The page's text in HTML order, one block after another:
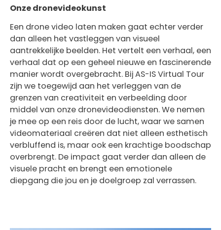
Onze dronevideokunst
Een drone video laten maken gaat echter verder
dan alleen het vastleggen van visueel
aantrekkelijke beelden. Het vertelt een verhaal, een
verhaal dat op een geheel nieuwe en fascinerende
manier wordt overgebracht. Bij AS-IS Virtual Tour
zijn we toegewijd aan het verleggen van de
grenzen van creativiteit en verbeelding door
middel van onze dronevideodiensten. We nemen
je mee op een reis door de lucht, waar we samen
videomateriaal creëren dat niet alleen esthetisch
verbluffend is, maar ook een krachtige boodschap
overbrengt. De impact gaat verder dan alleen de
visuele pracht en brengt een emotionele
diepgang die jou en je doelgroep zal verrassen.